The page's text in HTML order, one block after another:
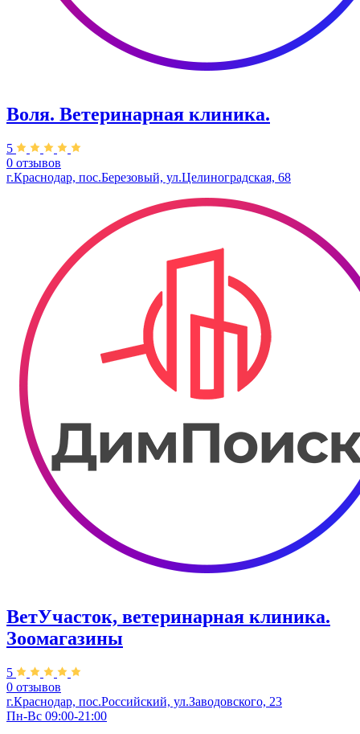
Воля. Ветеринарная клиника.
5
0 отзывов
г.Краснодар, пос.Березовый, ул.Целиноградская, 68
ВетУчасток, ветеринарная клиника.
Зоомагазины
5
0 отзывов
г.Краснодар, пос.Российский, ул.Заводовского, 23
Пн-Вс 09:00-21:00